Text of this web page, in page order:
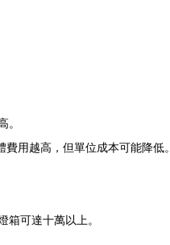
。
用越高，但單位成本可能降低。
可達十萬以上。